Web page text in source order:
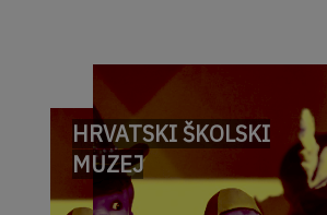
HRVATSKI ŠKOLSKI
MUZEJ